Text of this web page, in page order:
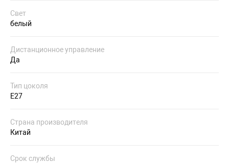
Свет
белый
Дистанционное управление
Да
Тип цоколя
E27
Страна производителя
Китай
Срок службы